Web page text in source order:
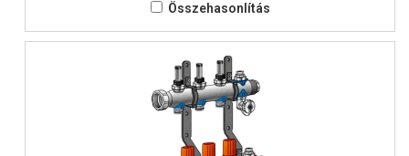
Összehasonlítás